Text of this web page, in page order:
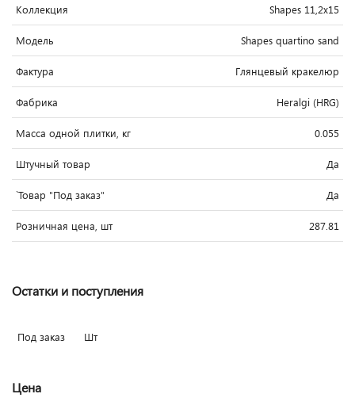
Коллекция Shapes 11,2x15
Модель Shapes quartino sand
Фактура Глянцевый кракелюр
Фабрика Heralgi (HRG)
Масса одной плитки, кг 0.055
Штучный товар Да
`Товар "Под заказ" Да
Розничная цена, шт 287.81
Остатки и поступления
Под заказ Шт
Цена